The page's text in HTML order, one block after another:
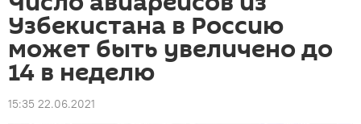
Узбекистана в Россию
может быть увеличено до
14 в неделю
15:35 22.06.2021